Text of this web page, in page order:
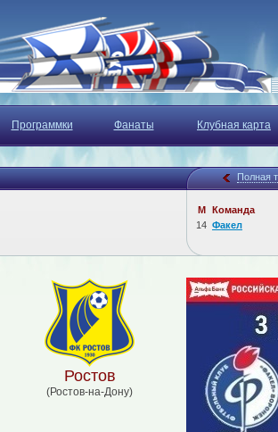
Программки Фанаты Клубная карта
Полная
М Команда
14 Факел
Ростов
(Ростов-на-Дону)